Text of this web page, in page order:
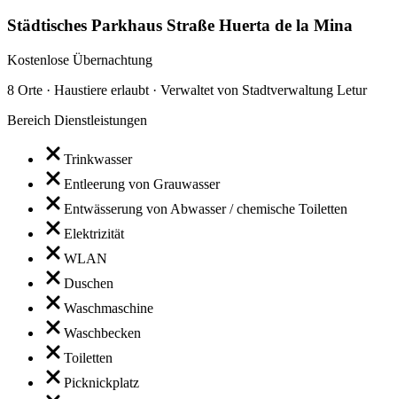
Städtisches Parkhaus Straße Huerta de la Mina
Kostenlose Übernachtung
8 Orte · Haustiere erlaubt · Verwaltet von Stadtverwaltung Letur
Bereich Dienstleistungen
Trinkwasser
Entleerung von Grauwasser
Entwässerung von Abwasser / chemische Toiletten
Elektrizität
WLAN
Duschen
Waschmaschine
Waschbecken
Toiletten
Picknickplatz